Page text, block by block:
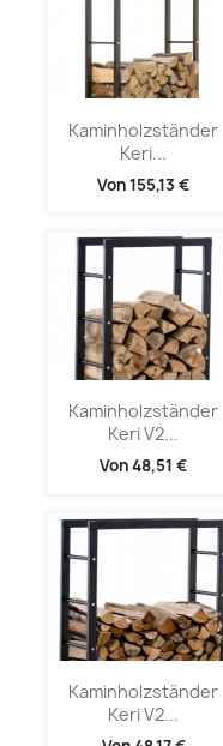
Kaminholzständer
Keri...
Von155,13 €
Kaminholzständer
Keri V2...
Von48,51 €
Kaminholzständer
Keri V2...